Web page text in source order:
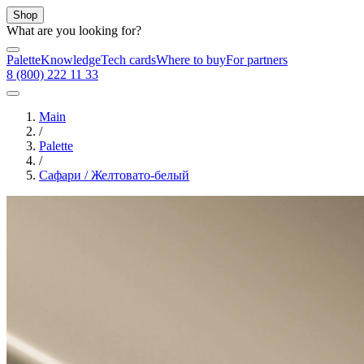
Shop
What are you looking for?
PaletteKnowledgeTech cardsWhere to buyFor partners
8 (800) 222 11 33
Main
/
Palette
/
Сафари / Желтовато-белый